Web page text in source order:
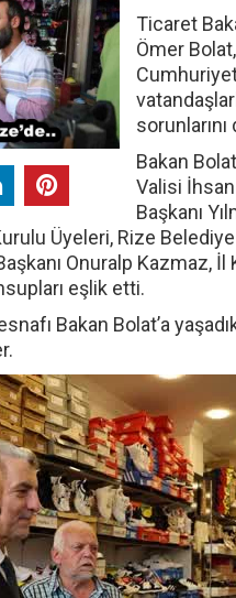
Ticaret
Ömer
sorunlarını
Bakan
Valisi
Başkanı
Üyeleri, Rize
Onuralp Kazmaz, İl
eşlik etti.
Bakan Bolat’a